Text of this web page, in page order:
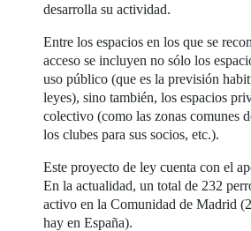
desarrolla su actividad.
Entre los espacios en los que se
acceso se incluyen no sólo los
uso público (que es la previsión
leyes), sino también, los espacios
colectivo (como las zonas comunes
los clubes para sus socios, etc.).
Este proyecto de ley cuenta con el
En la actualidad, un total de 232
activo en la Comunidad de Madrid
hay en España).